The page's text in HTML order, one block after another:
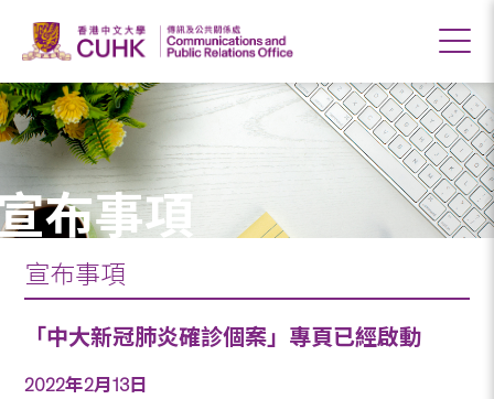
布事項
宣布事項
「中大新冠肺炎確診個案」專頁已經啟動
2022年2月13日